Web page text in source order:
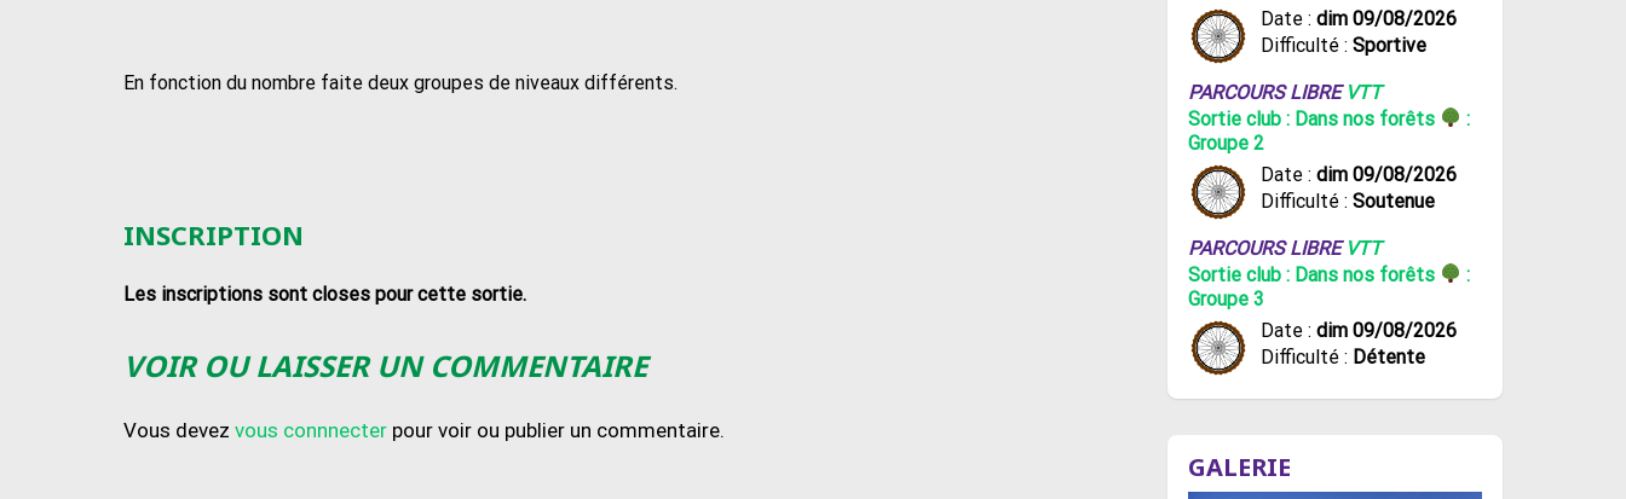
En fonction du nombre faite deux groupes de niveaux différents.
INSCRIPTION
Les inscriptions sont closes pour cette sortie.
VOIR OU LAISSER UN COMMENTAIRE
Vous devez vous connnecter pour voir ou publier un commentaire.
Date : dim 09/08/2026
Difficulté : Sportive
PARCOURS LIBRE VTT
Sortie club : Dans nos forêts
:
Groupe 2
Date : dim 09/08/2026
Difficulté : Soutenue
PARCOURS LIBRE VTT
Sortie club : Dans nos forêts
:
Groupe 3
Date : dim 09/08/2026
Difficulté : Détente
GALERIE